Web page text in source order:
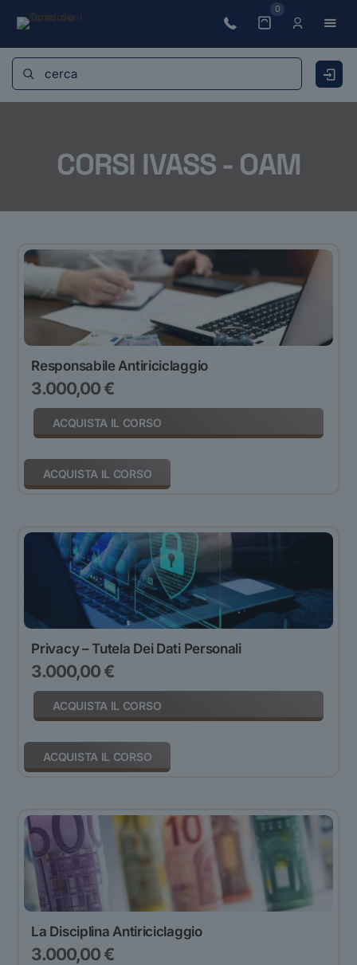
0
CORSI IVASS - OAM
Responsabile Antiriciclaggio
3.000,00 €
ACQUISTA IL CORSO
ACQUISTA IL CORSO
Privacy – Tutela Dei Dati Personali
3.000,00 €
ACQUISTA IL CORSO
ACQUISTA IL CORSO
La Disciplina Antiriciclaggio
3.000,00 €